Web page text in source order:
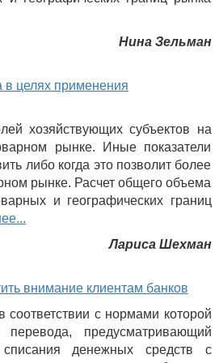
Нина Зельман
в целях применения
хозяйствующих субъектов на
рынке. Иные показатели
либо когда это позволит более
рынке. Расчет общего объема
и географических границ
Лариса Шехман
внимание клиентам банков
с нормами которой
предусматривающий
денежных средств с